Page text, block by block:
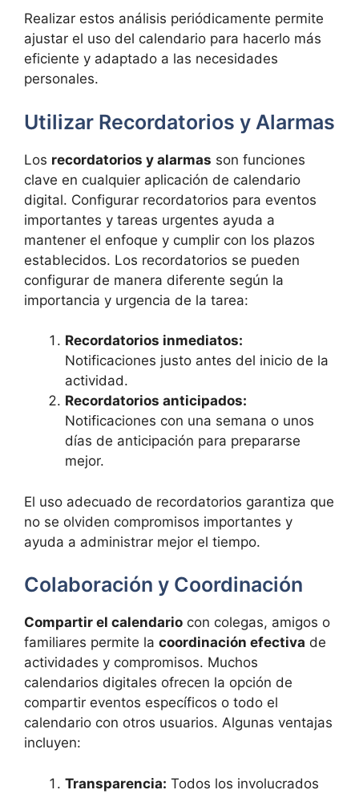
Realizar estos análisis periódicamente permite
ajustar el uso del calendario para hacerlo más
eficiente y adaptado a las necesidades
personales.
Utilizar Recordatorios y Alarmas
Los recordatorios y alarmas son funciones
clave en cualquier aplicación de calendario
digital. Configurar recordatorios para eventos
importantes y tareas urgentes ayuda a
mantener el enfoque y cumplir con los plazos
establecidos. Los recordatorios se pueden
configurar de manera diferente según la
importancia y urgencia de la tarea:
Recordatorios inmediatos:
Notificaciones justo antes del inicio de la
actividad.
Recordatorios anticipados:
Notificaciones con una semana o unos
días de anticipación para prepararse
mejor.
El uso adecuado de recordatorios garantiza que
no se olviden compromisos importantes y
ayuda a administrar mejor el tiempo.
Colaboración y Coordinación
Compartir el calendario con colegas, amigos o
familiares permite la coordinación efectiva de
actividades y compromisos. Muchos
calendarios digitales ofrecen la opción de
compartir eventos específicos o todo el
calendario con otros usuarios. Algunas ventajas
incluyen:
Transparencia: Todos los involucrados